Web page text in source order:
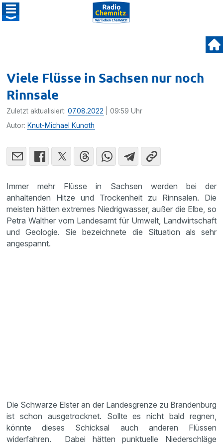
Viele Flüsse in Sachsen nur noch
Rinnsale
Zuletzt aktualisiert:07.08.2022 | 09:59 Uhr
Autor: Knut-Michael Kunoth
Immer mehr Flüsse in Sachsen werden bei der
anhaltenden Hitze und Trockenheit zu Rinnsalen. Die
meisten hätten extremes Niedrigwasser, außer die Elbe, so
Petra Walther vom Landesamt für Umwelt, Landwirtschaft
und Geologie. Sie bezeichnete die Situation als sehr
angespannt.
Die Schwarze Elster an der Landesgrenze zu Brandenburg
ist schon ausgetrocknet. Sollte es nicht bald regnen,
könnte dieses Schicksal auch anderen Flüssen
widerfahren. Dabei hätten punktuelle Niederschläge